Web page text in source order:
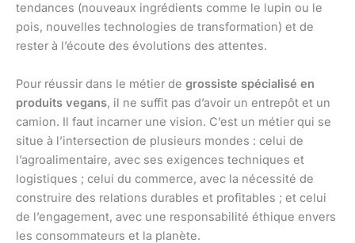
tendances (nouveaux ingrédients comme le lupin ou le
pois, nouvelles technologies de transformation) et de
rester à l’écoute des évolutions des attentes.
Pour réussir dans le métier de grossiste spécialisé en
produits vegans, il ne suffit pas d’avoir un entrepôt et un
camion. Il faut incarner une vision. C’est un métier qui se
situe à l’intersection de plusieurs mondes : celui de
l’agroalimentaire, avec ses exigences techniques et
logistiques ; celui du commerce, avec la nécessité de
construire des relations durables et profitables ; et celui
de l’engagement, avec une responsabilité éthique envers
les consommateurs et la planète.